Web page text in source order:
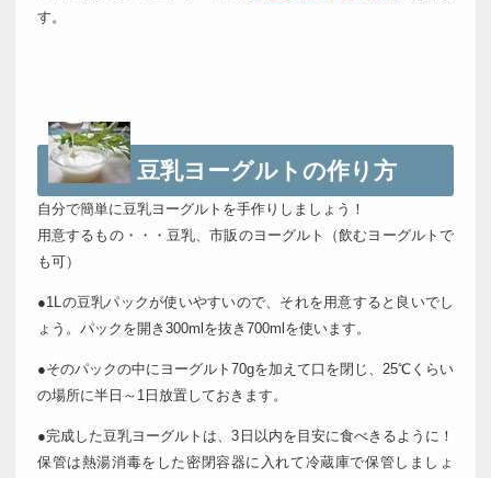
す。
豆乳ヨーグルトの作り方
自分で簡単に豆乳ヨーグルトを手作りしましょう！
用意するもの・・・豆乳、市販のヨーグルト（飲むヨーグルトで
も可）
●1Lの豆乳パックが使いやすいので、それを用意すると良いでし
ょう。パックを開き300mlを抜き700mlを使います。
●そのパックの中にヨーグルト70gを加えて口を閉じ、25℃くらい
の場所に半日～1日放置しておきます。
●完成した豆乳ヨーグルトは、3日以内を目安に食べきるように！
保管は熱湯消毒をした密閉容器に入れて冷蔵庫で保管しましょ